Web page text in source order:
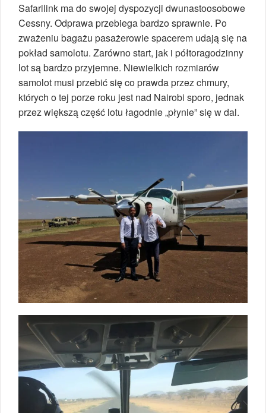
Safarilink ma do swojej dyspozycji dwunastoosobowe
Cessny. Odprawa przebiega bardzo sprawnie. Po
zważeniu bagażu pasażerowie spacerem udają się na
pokład samolotu. Zarówno start, jak i półtoragodzinny
lot są bardzo przyjemne. Niewielkich rozmiarów
samolot musi przebić się co prawda przez chmury,
których o tej porze roku jest nad Nairobi sporo, jednak
przez większą część lotu łagodnie „płynie” się w dal.